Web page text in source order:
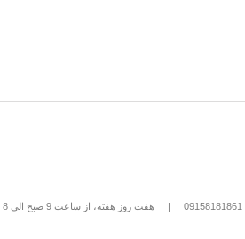
09158181861
|
هفت روز هفته، از ساعت 9 صبح الی 8